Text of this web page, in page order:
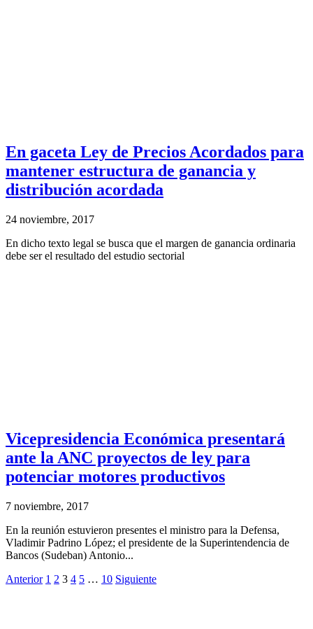
En gaceta Ley de Precios Acordados para
mantener estructura de ganancia y
distribución acordada
24 noviembre, 2017
En dicho texto legal se busca que el margen de ganancia ordinaria
debe ser el resultado del estudio sectorial
Vicepresidencia Económica presentará
ante la ANC proyectos de ley para
potenciar motores productivos
7 noviembre, 2017
En la reunión estuvieron presentes el ministro para la Defensa,
Vladimir Padrino López; el presidente de la Superintendencia de
Bancos (Sudeban) Antonio...
Anterior 1 2 3 4 5 … 10 Siguiente